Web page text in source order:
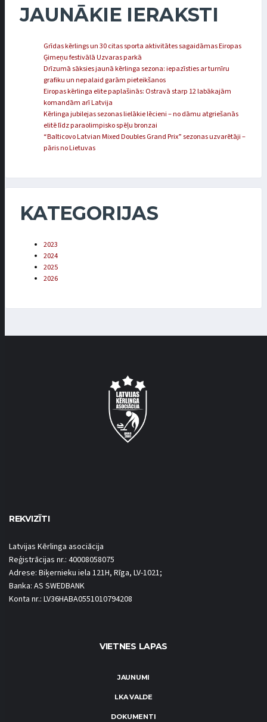
JAUNĀKIE IERAKSTI
Grīdas kērlings un 30 citas sporta aktivitātes sagaidāmas Eiropas
Ģimeņu festivālā Uzvaras parkā
Drīzumā sāksies jaunā kērlinga sezona: iepazīsties ar turnīru
grafiku un nepalaid garām pieteikšanos
Eiropas kērlinga elite paplašinās: Ostravā starp 12 labākajām
komandām arī Latvija
Kērlinga jubilejas sezonas lielākie lēcieni – no dāmu atgriešanās
elitē līdz paraolimpisko spēļu bronzai
“Balticovo Latvian Mixed Doubles Grand Prix” sezonas uzvarētāji –
pāris no Lietuvas
KATEGORIJAS
2023
2024
2025
2026
REKVIZĪTI
Latvijas Kērlinga asociācija
Reģistrācijas nr.: 40008058075
Adrese: Biķernieku iela 121H, Rīga, LV-1021;
Banka: AS SWEDBANK
Konta nr.: LV36HABA0551010794208
VIETNES LAPAS
JAUNUMI
LKA VALDE
DOKUMENTI